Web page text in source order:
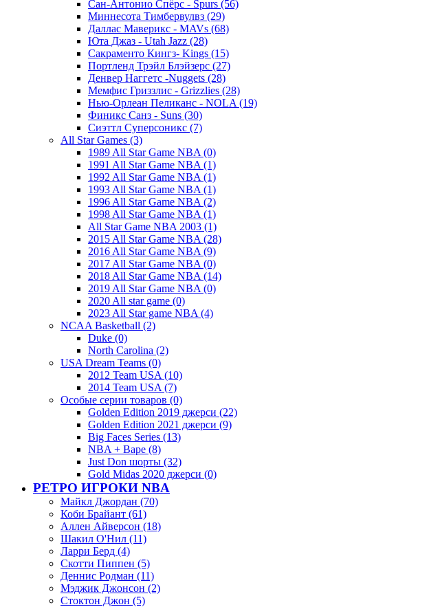
Сан-Антонио Спёрс - Spurs (56)
Миннесота Тимбервулвз (29)
Даллас Маверикс - MAVs (68)
Юта Джаз - Utah Jazz (28)
Сакраменто Кингз- Kings (15)
Портленд Трэйл Блэйзерс (27)
Денвер Наггетс -Nuggets (28)
Мемфис Гриззлис - Grizzlies (28)
Нью-Орлеан Пеликанс - NOLA (19)
Финикс Санз - Suns (30)
Сиэттл Суперсоникс (7)
All Star Games (3)
1989 All Star Game NBA (0)
1991 All Star Game NBA (1)
1992 All Star Game NBA (1)
1993 All Star Game NBA (1)
1996 All Star Game NBA (2)
1998 All Star Game NBA (1)
All Star Game NBA 2003 (1)
2015 All Star Game NBA (28)
2016 All Star Game NBA (9)
2017 All Star Game NBA (0)
2018 All Star Game NBA (14)
2019 All Star Game NBA (0)
2020 All star game (0)
2023 All Star game NBA (4)
NCAA Basketball (2)
Duke (0)
North Carolina (2)
USA Dream Teams (0)
2012 Team USA (10)
2014 Team USA (7)
Особые серии товаров (0)
Golden Edition 2019 джерси (22)
Golden Edition 2021 джерси (9)
Big Faces Series (13)
NBA + Bape (8)
Just Don шорты (32)
Gold Midas 2020 джерси (0)
РЕТРО ИГРОКИ NBA
Майкл Джордан (70)
Коби Брайант (61)
Аллен Айверсон (18)
Шакил О'Нил (11)
Ларри Берд (4)
Скотти Пиппен (5)
Деннис Родман (11)
Мэджик Джонсон (2)
Стоктон Джон (5)